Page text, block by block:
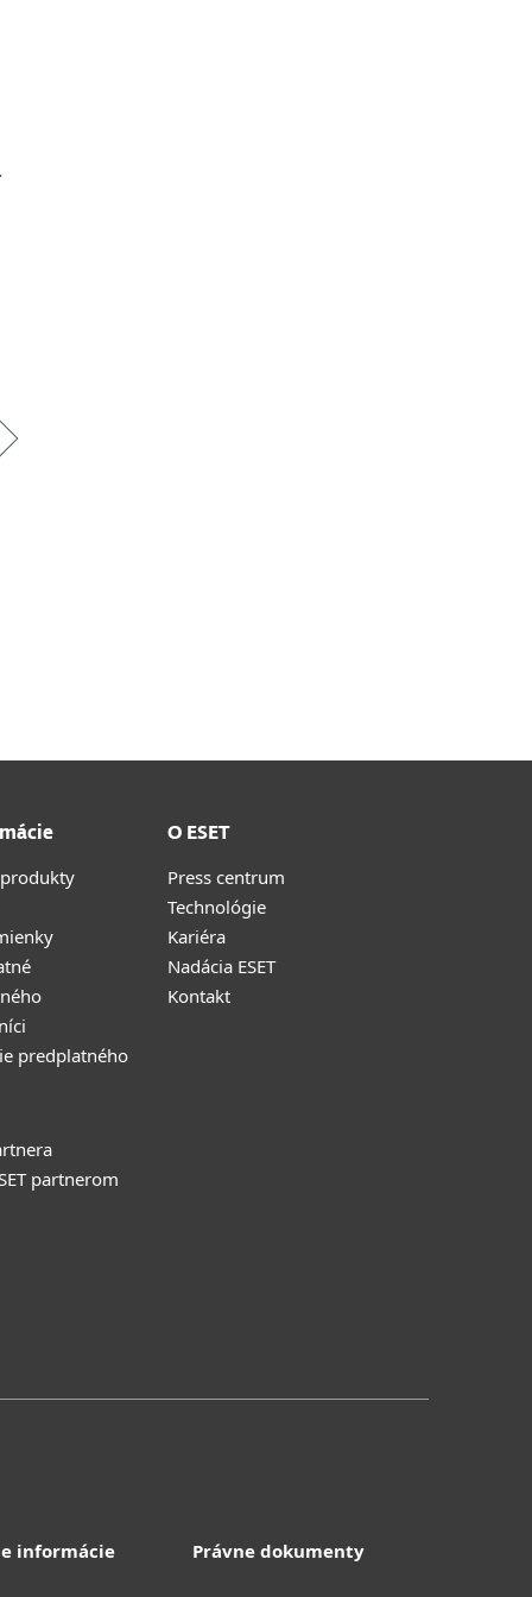
predplatného
partnerom
O ESET
Press centrum
Technológie
Kariéra
Nadácia ESET
Kontakt
informácie
Právne dokumenty